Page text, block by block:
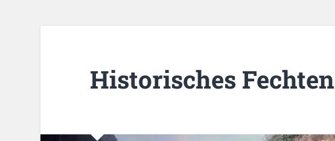
Historisches Fechten